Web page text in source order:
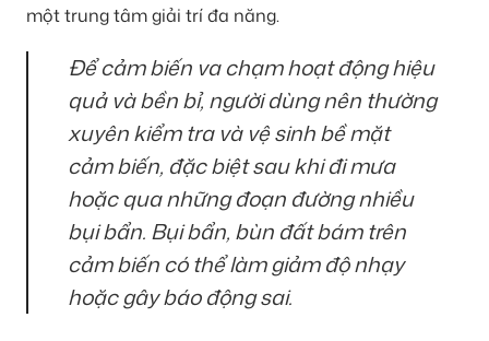
một trung tâm giải trí đa năng.
Để cảm biến va chạm hoạt động hiệu
quả và bền bỉ, người dùng nên thường
xuyên kiểm tra và vệ sinh bề mặt
cảm biến, đặc biệt sau khi đi mưa
hoặc qua những đoạn đường nhiều
bụi bẩn. Bụi bẩn, bùn đất bám trên
cảm biến có thể làm giảm độ nhạy
hoặc gây báo động sai.